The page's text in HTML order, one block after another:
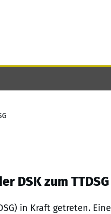
DSK zum TTDSG
in Kraft getreten.